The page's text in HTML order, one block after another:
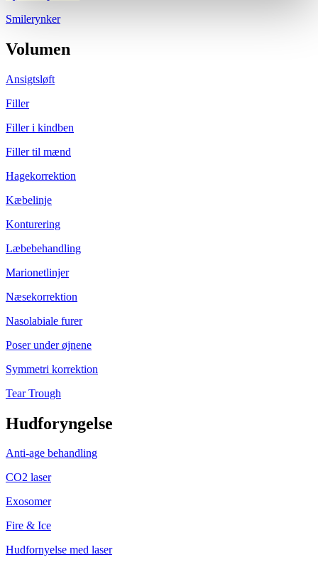
Smilerynker
Volumen
Ansigtsløft
Filler
Filler i kindben
Filler til mænd
Hagekorrektion
Kæbelinje
Konturering
Læbebehandling
Marionetlinjer
Næsekorrektion
Nasolabiale furer
Poser under øjnene
Symmetri korrektion
Tear Trough
Hudforyngelse
Anti-age behandling
CO2 laser
Exosomer
Fire & Ice
Hudfornyelse med laser